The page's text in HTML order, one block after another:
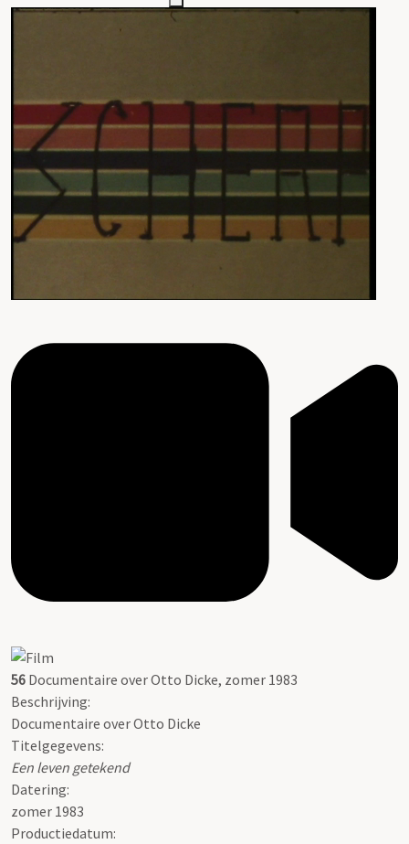
56 Documentaire over Otto Dicke, zomer 1983
Beschrijving:
Documentaire over Otto Dicke
Titelgegevens:
Een leven getekend
Datering:
zomer 1983
Productiedatum: